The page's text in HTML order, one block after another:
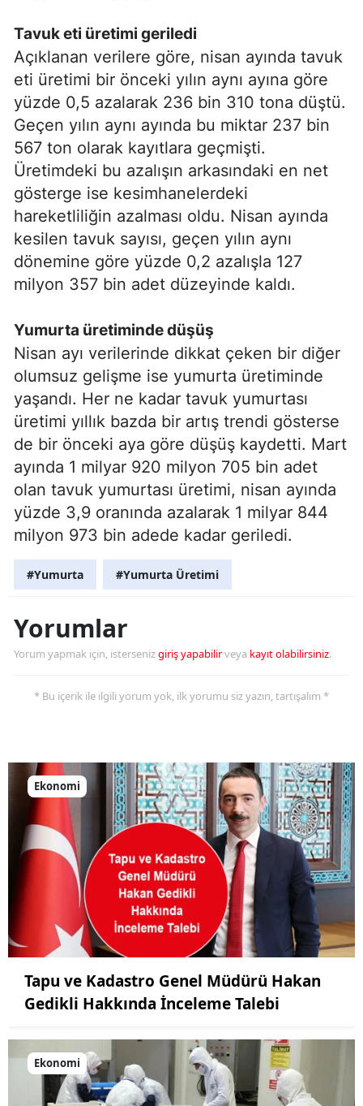
Tavuk eti üretimi geriledi
Açıklanan verilere göre, nisan ayında tavuk
eti üretimi bir önceki yılın aynı ayına göre
yüzde 0,5 azalarak 236 bin 310 tona düştü.
Geçen yılın aynı ayında bu miktar 237 bin
567 ton olarak kayıtlara geçmişti.
Üretimdeki bu azalışın arkasındaki en net
gösterge ise kesimhanelerdeki
hareketliliğin azalması oldu. Nisan ayında
kesilen tavuk sayısı, geçen yılın aynı
dönemine göre yüzde 0,2 azalışla 127
milyon 357 bin adet düzeyinde kaldı.
Yumurta üretiminde düşüş
Nisan ayı verilerinde dikkat çeken bir diğer
olumsuz gelişme ise yumurta üretiminde
yaşandı. Her ne kadar tavuk yumurtası
üretimi yıllık bazda bir artış trendi gösterse
de bir önceki aya göre düşüş kaydetti. Mart
ayında 1 milyar 920 milyon 705 bin adet
olan tavuk yumurtası üretimi, nisan ayında
yüzde 3,9 oranında azalarak 1 milyar 844
milyon 973 bin adede kadar geriledi.
#Yumurta #Yumurta Üretimi
Yorumlar
Yorum yapmak için, istersenizgiriş yapabilirveya kayıt olabilirsiniz.
* Bu içerik ile ilgili yorum yok, ilk yorumu siz yazın, tartışalım *
Ekonomi
Tapu ve Kadastro Genel Müdürü Hakan
Gedikli Hakkında İnceleme Talebi
Ekonomi